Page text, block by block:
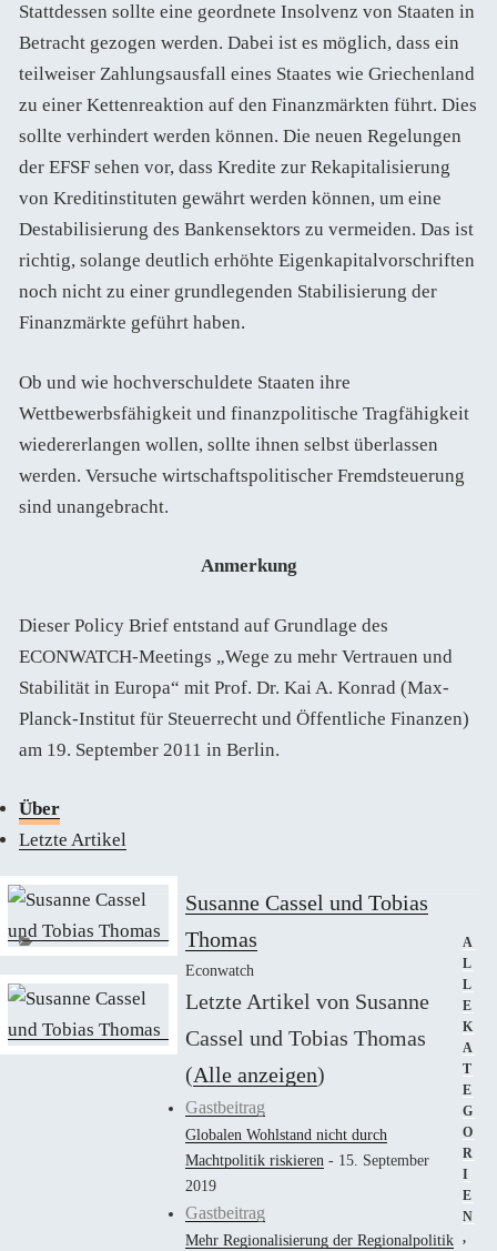
Stattdessen sollte eine geordnete Insolvenz von Staaten in
Betracht gezogen werden. Dabei ist es möglich, dass ein
teilweiser Zahlungsausfall eines Staates wie Griechenland
zu einer Kettenreaktion auf den Finanzmärkten führt. Dies
sollte verhindert werden können. Die neuen Regelungen
der EFSF sehen vor, dass Kredite zur Rekapitalisierung
von Kreditinstituten gewährt werden können, um eine
Destabilisierung des Bankensektors zu vermeiden. Das ist
richtig, solange deutlich erhöhte Eigenkapitalvorschriften
noch nicht zu einer grundlegenden Stabilisierung der
Finanzmärkte geführt haben.
Ob und wie hochverschuldete Staaten ihre
Wettbewerbsfähigkeit und finanzpolitische Tragfähigkeit
wiedererlangen wollen, sollte ihnen selbst überlassen
werden. Versuche wirtschaftspolitischer Fremdsteuerung
sind unangebracht.
Anmerkung
Dieser Policy Brief entstand auf Grundlage des
ECONWATCH-Meetings „Wege zu mehr Vertrauen und
Stabilität in Europa“ mit Prof. Dr. Kai A. Konrad (Max-
Planck-Institut für Steuerrecht und Öffentliche Finanzen)
am 19. September 2011 in Berlin.
Über
Letzte Artikel
Susanne Cassel und Tobias
Thomas
Econwatch
Letzte Artikel von Susanne
Cassel und Tobias Thomas
(Alle anzeigen)
Gastbeitrag
Globalen Wohlstand nicht durch
Machtpolitik riskieren - 15. September
2019
Gastbeitrag
Mehr Regionalisierung der Regionalpolitik
A
L
L
E
K
A
T
E
G
O
R
I
E
N
,